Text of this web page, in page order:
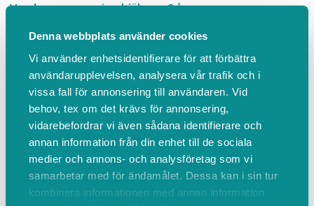
Denna webbplats använder cookies
Vi använder enhetsidentifierare för att förbättra
användarupplevelsen, analysera vår trafik och i
vissa fall för annonsering till användaren. Vid
behov, tex om det krävs för annonsering,
vidarebefordrar vi även sådana identifierare och
annan information från din enhet till de sociala
medier och annons- och analysföretag som vi
samarbetar med för ändamålet. Dessa kan i sin tur
kombinera informationen med annan information
Var denna recension hjälpsam?
Anonym användare
för 2 år sedan
5 av 5 stjärnor
Fantastisk personal
Var denna recension hjälpsam?
Anonym användare